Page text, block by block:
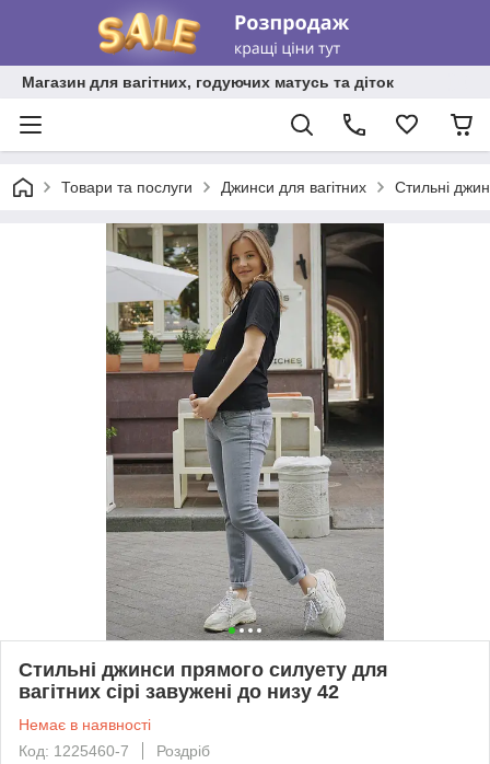
Магазин для вагітних, годуючих матусь та діток
Товари та послуги Джинси для вагітних Стильні
Стильні джинси прямого силуету для
вагітних сірі завужені до низу 42
Немає в наявності
Код: 1225460-7
Роздріб